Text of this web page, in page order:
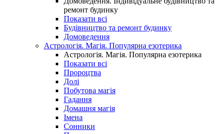
ремонт будинку
Показати всі
Будівництво та ремонт будинку
Домоведення
Астрологія. Магія. Популярна езотерика
Астрологія. Магія. Популярна езотерика
Показати всі
Пророцтва
Долі
Побутова магія
Гадання
Домашня магія
Імена
Сонники